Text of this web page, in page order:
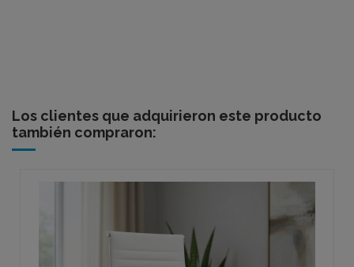
Los clientes que adquirieron este producto
también compraron: